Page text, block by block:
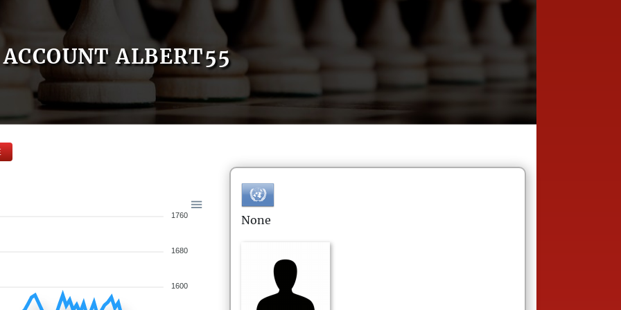
ACCOUNT ALBERT55
1760
1680
1600
None